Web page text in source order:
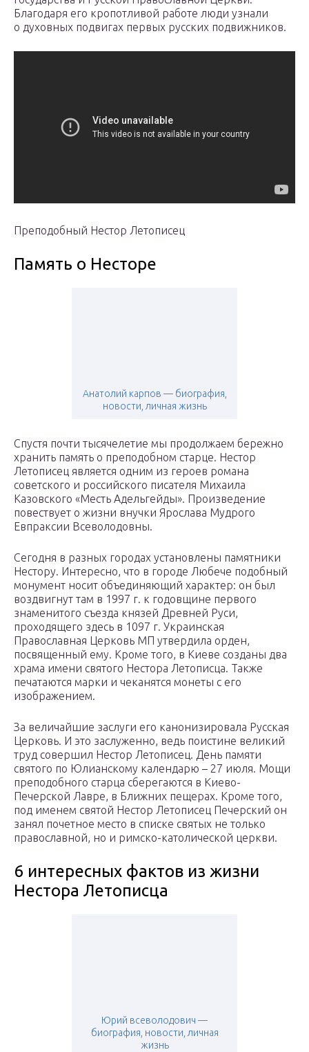
Благодаря его кропотливой работе люди узнали
о духовных подвигах первых русских подвижников.
Преподобный Нестор Летописец
Память о Несторе
Анатолий карпов — биография,
новости, личная жизнь
Спустя почти тысячелетие мы продолжаем бережно
хранить память о преподобном старце. Нестор
Летописец является одним из героев романа
советского и российского писателя Михаила
Казовского «Месть Адельгейды». Произведение
повествует о жизни внучки Ярослава Мудрого
Евпраксии Всеволодовны.
Сегодня в разных городах установлены памятники
Нестору. Интересно, что в городе Любече подобный
монумент носит объединяющий характер: он был
воздвигнут там в 1997 г. к годовщине первого
знаменитого съезда князей Древней Руси,
проходящего здесь в 1097 г. Украинская
Православная Церковь МП утвердила орден,
посвященный ему. Кроме того, в Киеве созданы два
храма имени святого Нестора Летописца. Также
печатаются марки и чеканятся монеты с его
изображением.
За величайшие заслуги его канонизировала Русская
Церковь. И это заслуженно, ведь поистине великий
труд совершил Нестор Летописец. День памяти
святого по Юлианскому календарю – 27 июля. Мощи
преподобного старца сберегаются в Киево-
Печерской Лавре, в Ближних пещерах. Кроме того,
под именем святой Нестор Летописец Печерский он
занял почетное место в списке святых не только
православной, но и римско-католической церкви.
6 интересных фактов из жизни
Нестора Летописца
Юрий всеволодович —
биография, новости, личная
жизнь